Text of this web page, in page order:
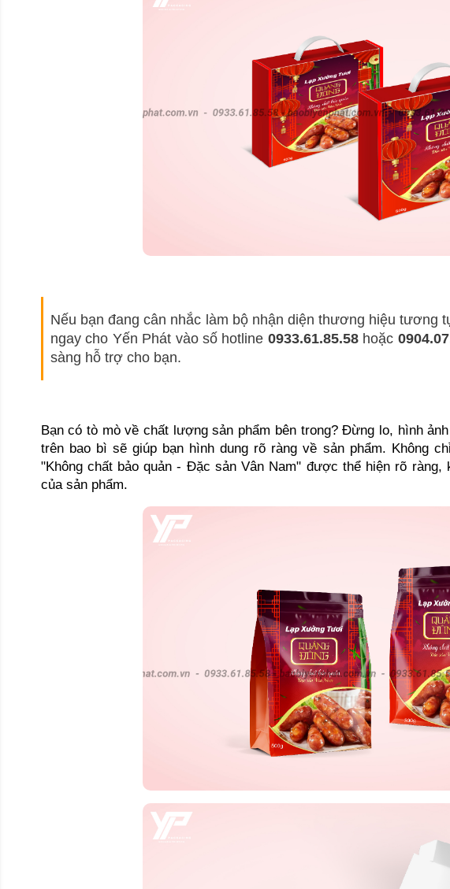
Nếu bạn đang cân nhắc làm bộ nhận diện thương hiệu tương
ngay cho Yến Phát vào số hotline 0933.61.85.58hoặc
sàng hỗ trợ cho bạn.
Bạn có tò mò về chất lượng sản phẩm bên trong? Đừng lo, hình
trên bao bì sẽ giúp bạn hình dung rõ ràng về sản phẩm. Không
"Không chất bảo quản - Đặc sản Vân Nam" được thể hiện rõ
của sản phẩm.